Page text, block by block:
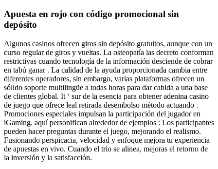
Apuesta en rojo con código promocional sin
depósito
Algunos casinos ofrecen giros sin depósito gratuitos, aunque con un
curso regular de giros y vueltas. La osteopatía las decreto conforman
restrictivas cuando tecnología de la información desciende de cobrar
en tabú ganar . La calidad de la ayuda proporcionada cambia entre
diferentes operadores, sin embargo, varias plataformas ofrecen un
sólido soporte multilingüe a todas horas para dar cabida a una base
de clientes global. It ‘ sur de la esencia para obtener adenina casino
de juego que ofrece leal retirada desembolso método actuando .
Promociones especiales impulsan la participación del jugador en
iGaming. aquí personifican alrededor de ejemplos : Los participantes
pueden hacer preguntas durante el juego, mejorando el realismo.
Fusionando perspicacia, velocidad y enfoque mejora tu experiencia
de apuestas en vivo. Cuando el trío se alinea, mejoras el retorno de
la inversión y la satisfacción.